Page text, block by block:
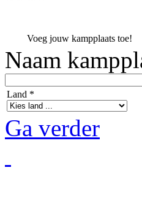
Voeg jouw kampplaats toe!
Naam
Land *
Ga verder